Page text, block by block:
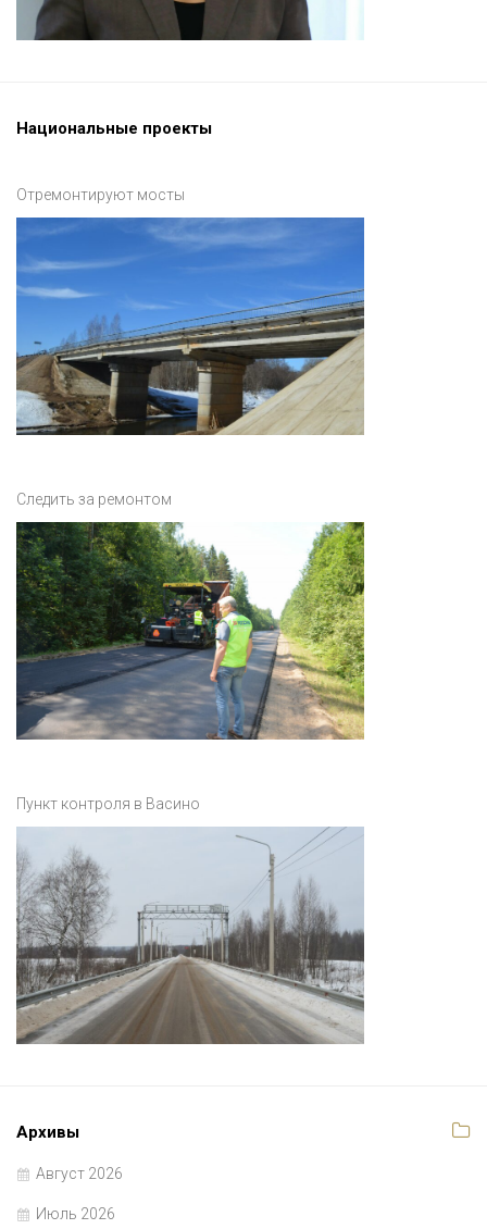
Национальные проекты
Отремонтируют мосты
Следить за ремонтом
Пункт контроля в Васино
Архивы
Август 2026
Июль 2026